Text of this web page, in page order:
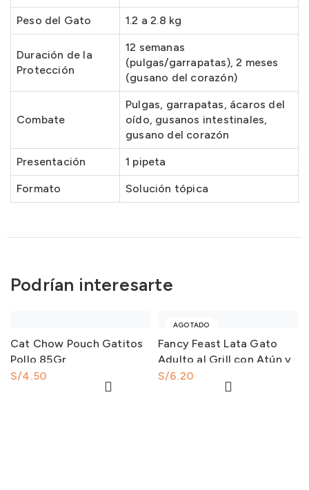
Peso del Gato 1.2 a 2.8 kg
Duración de la
Protección
12 semanas
(pulgas/garrapatas), 2 meses
(gusano del corazón)
Combate
Pulgas, garrapatas, ácaros del
oído, gusanos intestinales,
gusano del corazón
Presentación 1 pipeta
Formato Solución tópica
Podrían interesarte
Cat Chow Pouch Gatitos
Pollo 85Gr
S/
AGOTADO
Fancy Feast Lata Gato
Adulto al Grill con Atún y
otros 80Gr
S/